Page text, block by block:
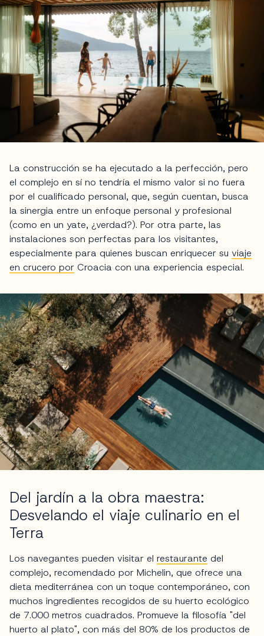
La construcción se ha ejecutado a la perfección, pero
el complejo en sí no tendría el mismo valor si no fuera
por el cualificado personal, que, según cuentan, busca
la sinergia entre un enfoque personal y profesional
(como en un yate, ¿verdad?). Por otra parte, las
instalaciones son perfectas para los visitantes,
especialmente para quienes buscan enriquecer su viaje
en crucero por Croacia con una experiencia especial.
Del jardín a la obra maestra:
Desvelando el viaje culinario en el
Terra
Los navegantes pueden visitar el restaurante del
complejo, recomendado por Michelin, que ofrece una
dieta mediterránea con un toque contemporáneo, con
muchos ingredientes recogidos de su huerto ecológico
de 7.000 metros cuadrados. Promueve la filosofía "del
huerto al plato", con más del 80% de los productos de